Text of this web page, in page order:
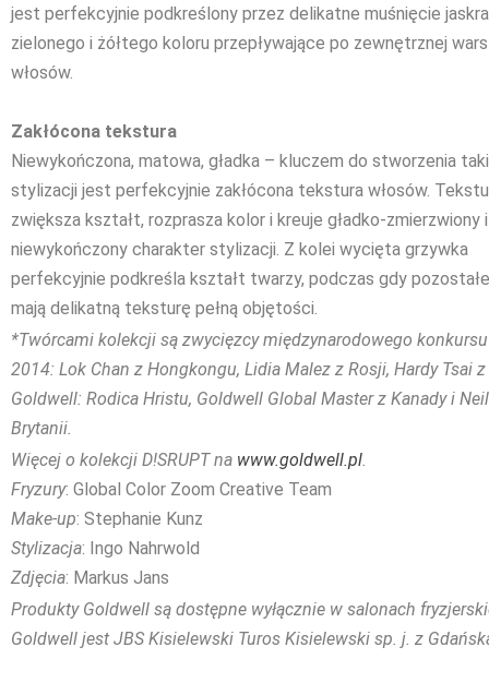
jest perfekcyjnie podkreślony przez delikatne muśnięcie
zielonego i żółtego koloru przepływające po zewnętrznej
włosów.
Zakłócona tekstura
Niewykończona, matowa, gładka – kluczem do stworzenia
stylizacji jest perfekcyjnie zakłócona tekstura włosów.
zwiększa kształt, rozprasza kolor i kreuje gładko-zmierzwiony i
niewykończony charakter stylizacji. Z kolei wycięta grzywka
perfekcyjnie podkreśla kształt twarzy, podczas gdy
mają delikatną teksturę pełną objętości.
*Twórcami kolekcji są zwycięzcy międzynarodowego
2014: Lok Chan z Hongkongu, Lidia Malez z Rosji, Hardy Tsai
Goldwell: Rodica Hristu, Goldwell Global Master z Kanady i
Brytanii.
Więcej o kolekcji D!SRUPT na www.goldwell.pl.
Fryzury: Global Color Zoom Creative Team
Make-up: Stephanie Kunz
Stylizacja: Ingo Nahrwold
Zdjęcia: Markus Jans
Produkty Goldwell są dostępne wyłącznie w salonach
Goldwell jest JBS Kisielewski Turos Kisielewski sp. j. z